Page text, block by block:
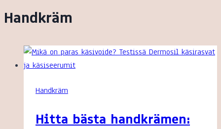
Handkräm
Handkräm
Hitta bästa handkrämen: